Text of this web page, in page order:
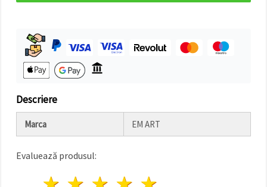
Descriere
Marca EM ART
Evaluează produsul: